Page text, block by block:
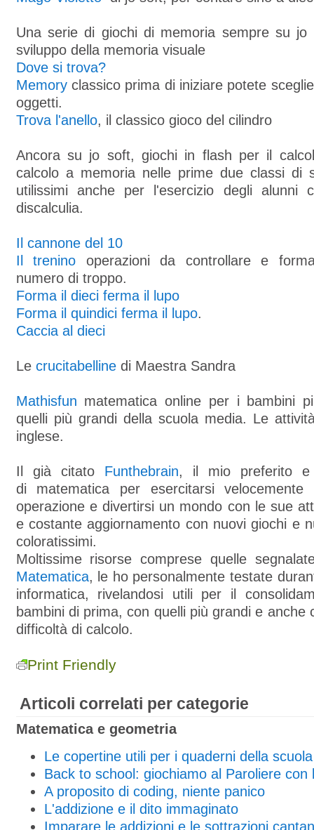
Una serie di giochi di memoria sempre su
sviluppo della memoria visuale
Dove si trova?
Memoryclassico prima di iniziare potete
oggetti.
Trova l'anello, il classico gioco del cilindro
Ancora su jo soft, giochi in flash per il
calcolo a memoria nelle prime due classi di
utilissimi anche per l'esercizio degli alunni
discalculia.
Il cannone del 10
Il trenino operazioni da controllare e
numero di troppo.
Forma il dieci ferma il lupo
Forma il quindici ferma il lupo.
Caccia al dieci
Le crucitabellinedi Maestra Sandra
Mathisfun matematica online per i bambini
quelli più grandi della scuola media. Le
inglese.
Il già citato Funthebrain, il mio preferito e
di matematica per esercitarsi
operazione e divertirsi un mondo con le sue
e costante aggiornamento con nuovi giochi e
coloratissimi.
Moltissime risorse comprese quelle
Matematica, le ho personalmente testate
informatica, rivelandosi utili per il
bambini di prima, con quelli più grandi e anche
difficoltà di calcolo.
Print Friendly
Articoli correlati per categorie
Matematica e geometria
Le copertine utili per i quaderni della
Back to school: giochiamo al Paroliere con
A proposito di coding, niente panico
L'addizione e il dito immaginato
Imparare le addizioni e le sottrazioni